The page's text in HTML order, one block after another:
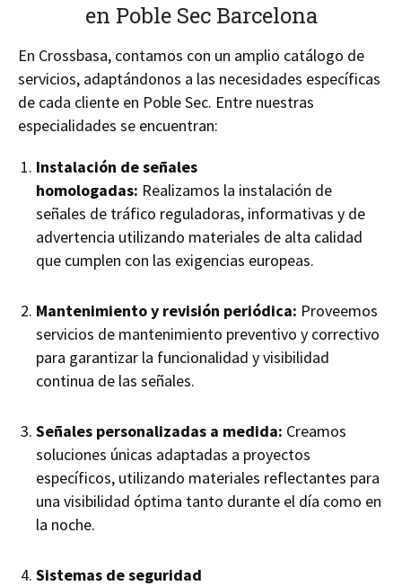
en Poble Sec Barcelona
En Crossbasa, contamos con un amplio catálogo de
servicios, adaptándonos a las necesidades específicas
de cada cliente en Poble Sec. Entre nuestras
especialidades se encuentran:
Instalación de señales
homologadas: Realizamos la instalación de
señales de tráfico reguladoras, informativas y de
advertencia utilizando materiales de alta calidad
que cumplen con las exigencias europeas.
Mantenimiento y revisión periódica: Proveemos
servicios de mantenimiento preventivo y correctivo
para garantizar la funcionalidad y visibilidad
continua de las señales.
Señales personalizadas a medida: Creamos
soluciones únicas adaptadas a proyectos
específicos, utilizando materiales reflectantes para
una visibilidad óptima tanto durante el día como en
la noche.
Sistemas de seguridad